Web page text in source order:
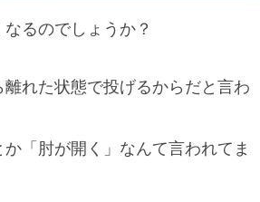
るのでしょうか？
れた状態で投げるからだと言わ
「肘が開く」なんて言われてま